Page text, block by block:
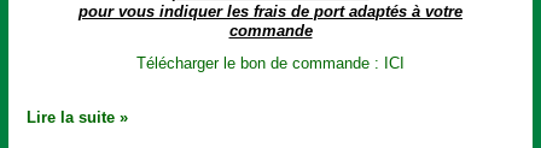
pour vous indiquer les frais de port adaptés à votre
commande
Télécharger le bon de commande : ICI
Lire la suite »